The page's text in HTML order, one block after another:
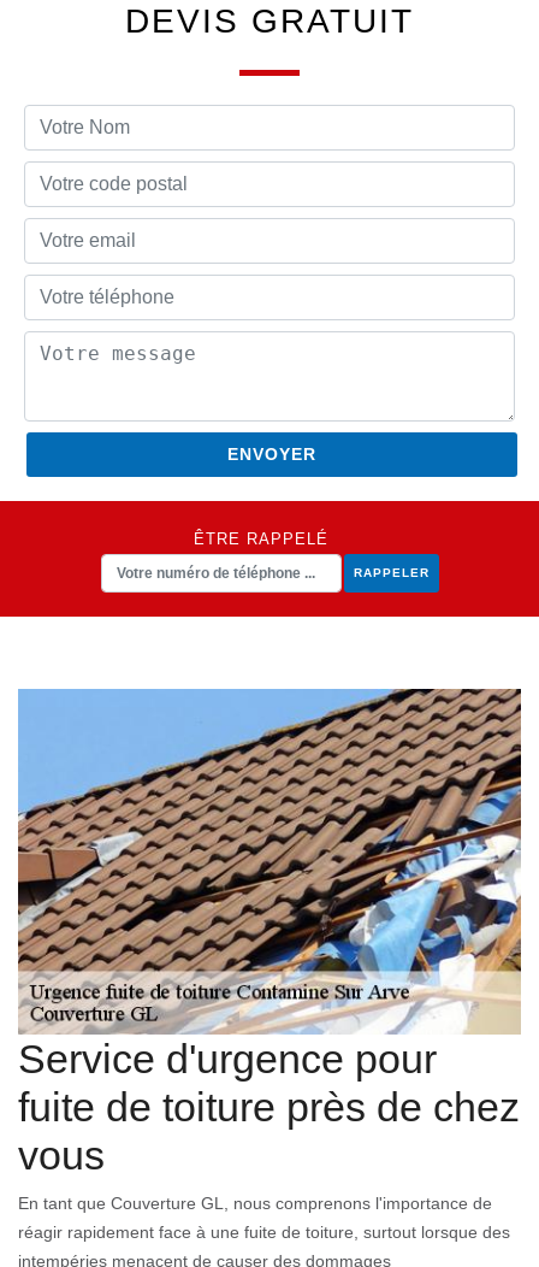
DEVIS GRATUIT
ÊTRE RAPPELÉ
Service d'urgence pour
fuite de toiture près de chez
vous
En tant que Couverture GL, nous comprenons l'importance de
réagir rapidement face à une fuite de toiture, surtout lorsque des
intempéries menacent de causer des dommages